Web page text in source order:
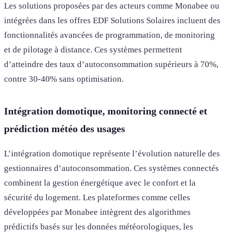
Les solutions proposées par des acteurs comme Monabee ou
intégrées dans les offres EDF Solutions Solaires incluent des
fonctionnalités avancées de programmation, de monitoring
et de pilotage à distance. Ces systèmes permettent
d’atteindre des taux d’autoconsommation supérieurs à 70%,
contre 30-40% sans optimisation.
Intégration domotique, monitoring connecté et
prédiction météo des usages
L’intégration domotique représente l’évolution naturelle des
gestionnaires d’autoconsommation. Ces systèmes connectés
combinent la gestion énergétique avec le confort et la
sécurité du logement. Les plateformes comme celles
développées par Monabee intègrent des algorithmes
prédictifs basés sur les données météorologiques, les